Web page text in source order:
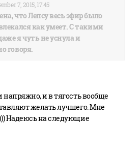
7, 2015, 17:45
что Лепсу весь эфир было
как умеет. С такими
я чуть не уснула и
говоря.
напряжно, и в тягость вообще
желать лучшего. Мне
Надеюсь на следующие